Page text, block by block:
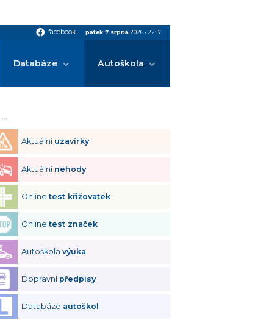
facebook facebook pátek 7.srpna 2026• 22:17
Databáze Autoškola
Aktuální uzavírky
Aktuální nehody
Onlinetest křižovatek
Onlinetest značek
Autoškolavýuka
Dopravní předpisy
Databáze autoškol